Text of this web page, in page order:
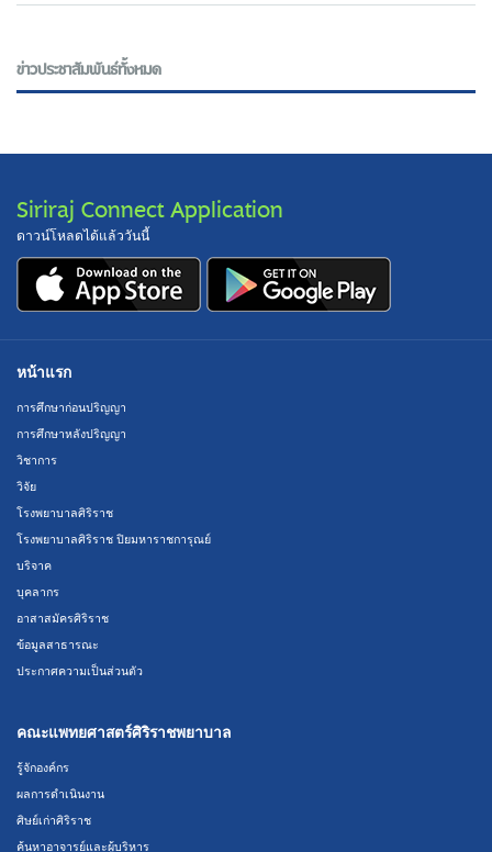
ข่าวประชาสัมพันธ์ทั้งหมด
Siriraj Connect Application
ดาวน์โหลดได้แล้ววันนี้
หน้าแรก
การศึกษาก่อนปริญญา
การศึกษาหลังปริญญา
วิชาการ
วิจัย
โรงพยาบาลศิริราช
โรงพยาบาลศิริราช ปิยมหาราชการุณย์
บริจาค
บุคลากร
อาสาสมัครศิริราช
ข้อมูลสาธารณะ
ประกาศความเป็นส่วนตัว
คณะแพทยศาสตร์ศิริราชพยาบาล
รู้จักองค์กร
ผลการดำเนินงาน
ศิษย์เก่าศิริราช
ค้นหาอาจารย์และผู้บริหาร